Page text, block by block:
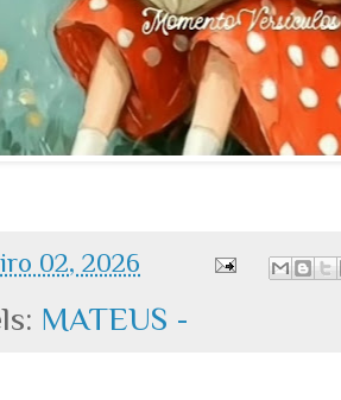
02, 2026
MATEUS -